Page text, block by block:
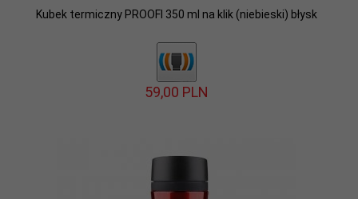
Kubek termiczny PROOFI 350 ml na klik (niebieski) błysk
59,00 PLN